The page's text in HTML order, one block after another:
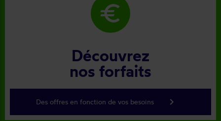
euro
Découvrez
nos forfaits
Des offres en fonction de vos besoins keyboard_arrow_right